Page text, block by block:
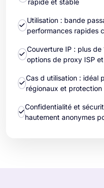
Utilisation : bande
performances rapides
Couverture IP : plus
options de proxy ISP
Cas d utilisation : idéal
régionaux et protection
Confidentialité et
hautement anonymes